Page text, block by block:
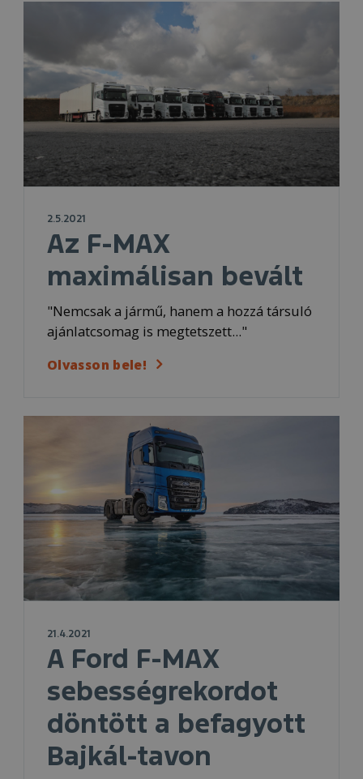
2.5.2021
Az F-MAX
maximálisan bevált
"Nemcsak a jármű, hanem a hozzá társuló
ajánlatcsomag is megtetszett..."
Olvasson bele!
21.4.2021
A Ford F-MAX
sebességrekordot
döntött a befagyott
Bajkál-tavon